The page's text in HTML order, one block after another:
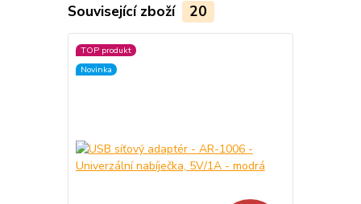
Související zboží 20
TOP produkt
Novinka